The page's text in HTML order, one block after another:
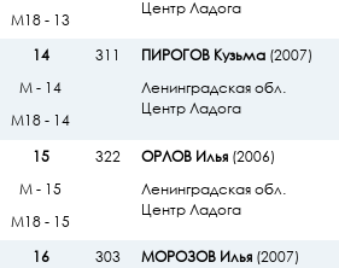
Центр Ладога
М18 - 13
14
311 ПИРОГОВ Кузьма(2007)
Ленинградская обл.
Центр Ладога
М - 14
М18 - 14
15
322 ОРЛОВ Илья(2006)
Ленинградская обл.
Центр Ладога
М - 15
М18 - 15
16
303 МОРОЗОВ Илья(2007)